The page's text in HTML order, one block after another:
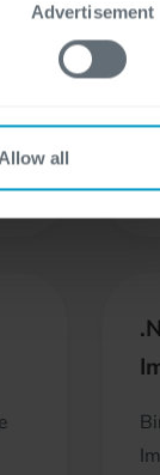
Advertisement
Allow all